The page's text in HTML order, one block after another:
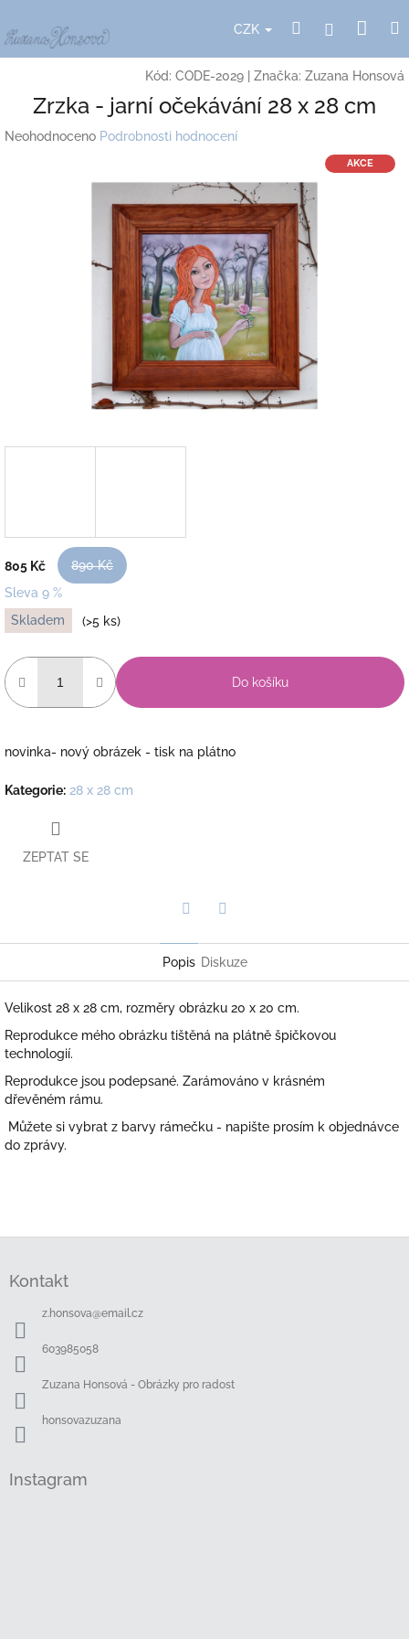
na
obsah
CZK HledatPřihlášení
Kód: CODE-2029 Značka: Zuzana Honsová
Zrzka - jarní očekávání 28 x 28 cm
Průměrné
Neohodnoceno Podrobnosti hodnocení
AKCE
805 Kč
890 Kč
Sleva 9 %
Měrná
cena:
Skladem (>5 ks)
Do košíku
novinka- nový obrázek - tisk na plátno
Kategorie: 28 x 28 cm
ZEPTAT SE
Popis Diskuze
Velikost 28 x 28 cm, rozměry obrázku 20 x 20 cm.
Reprodukce mého obrázku tištěná na plátně špičkovou
technologií.
Reprodukce jsou podepsané. Zarámováno v krásném
dřevěném rámu.
Můžete si vybrat z barvy rámečku - napište prosím k objednávce
do zprávy.
Kontakt
z.honsova@email.cz
603985058
Zuzana Honsová - Obrázky pro radost
honsovazuzana
Instagram